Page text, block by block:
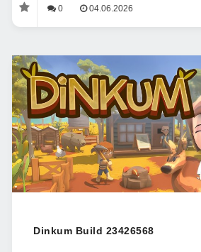
0 04.06.2026
Dinkum Build 23426568